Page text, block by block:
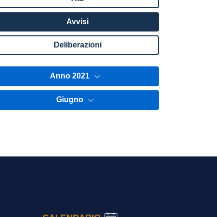
Avvisi
Deliberazioni
Anno 2021
Giugno